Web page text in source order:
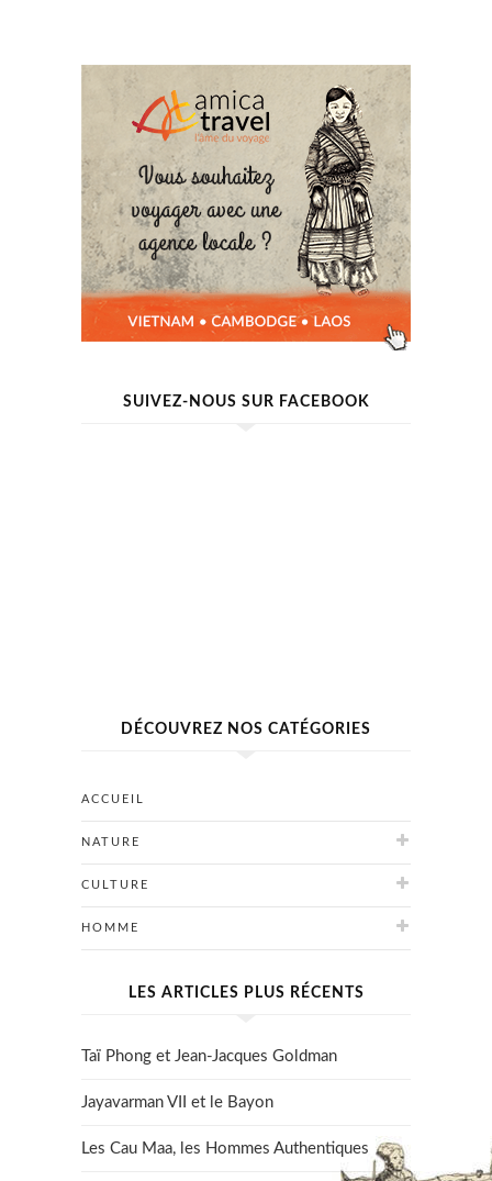
SUIVEZ-NOUS SUR FACEBOOK
DÉCOUVREZ NOS CATÉGORIES
ACCUEIL
NATURE
CULTURE
HOMME
LES ARTICLES PLUS RÉCENTS
Taï Phong et Jean-Jacques Goldman
Jayavarman VII et le Bayon
Les Cau Maa, les Hommes Authentiques